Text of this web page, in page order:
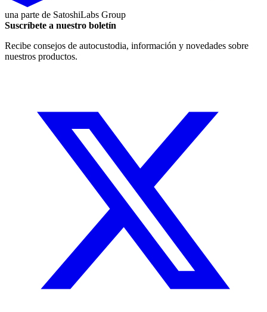
una parte de SatoshiLabs Group
Suscríbete a nuestro boletín
Recibe consejos de autocustodia, información y novedades sobre
nuestros productos.